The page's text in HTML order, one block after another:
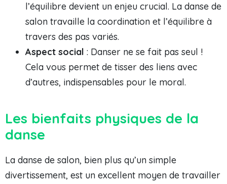
l’équilibre devient un enjeu crucial. La danse de
salon travaille la coordination et l’équilibre à
travers des pas variés.
Aspect social : Danser ne se fait pas seul !
Cela vous permet de tisser des liens avec
d’autres, indispensables pour le moral.
Les bienfaits physiques de la
danse
La danse de salon, bien plus qu’un simple
divertissement, est un excellent moyen de travailler